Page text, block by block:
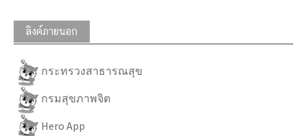
ลิงค์ภายนอก
กระทรวงสาธารณสุข
กรมสุขภาพจิต
Hero App